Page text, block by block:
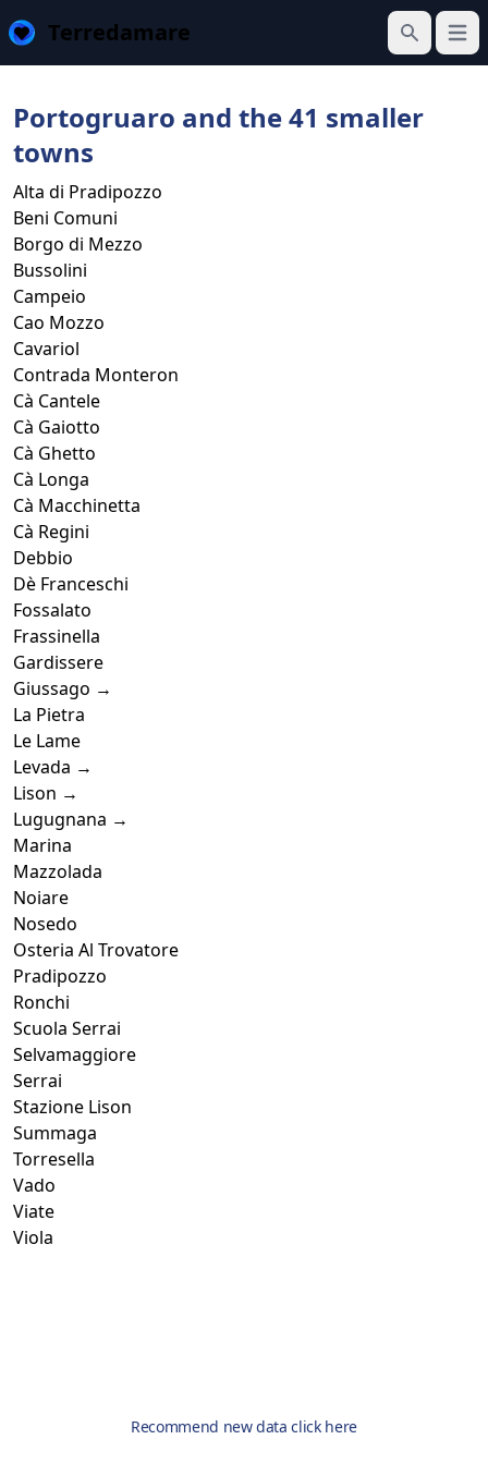
Terredamare
Search
Portogruaro and the 41 smaller
towns
Alta di Pradipozzo
Beni Comuni
Borgo di Mezzo
Bussolini
Campeio
Cao Mozzo
Cavariol
Contrada Monteron
Cà Cantele
Cà Gaiotto
Cà Ghetto
Cà Longa
Cà Macchinetta
Cà Regini
Debbio
Dè Franceschi
Fossalato
Frassinella
Gardissere
Giussago →
La Pietra
Le Lame
Levada →
Lison →
Lugugnana →
Marina
Mazzolada
Noiare
Nosedo
Osteria Al Trovatore
Pradipozzo
Ronchi
Scuola Serrai
Selvamaggiore
Serrai
Stazione Lison
Summaga
Torresella
Vado
Viate
Viola
Recommend new data click here